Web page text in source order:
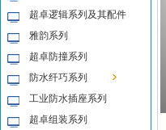
超卓逻辑系列及其配件
雅韵系列
超卓防撞系列
防水纤巧系列
工业防水插座系列
超卓组装系列